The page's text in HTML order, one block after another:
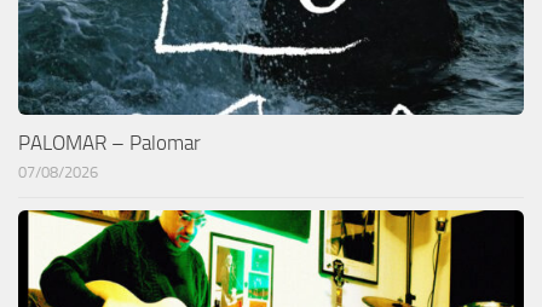
PALOMAR – Palomar
07/08/2026